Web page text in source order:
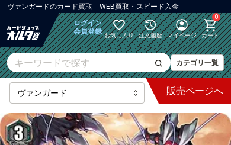
ヴァンガードのカード買取 WEB買取・スピード入金
ログイン
会員登録 お気に入り 注文履歴 マイページ
0
カート
カテゴリ一覧
販売ページへ